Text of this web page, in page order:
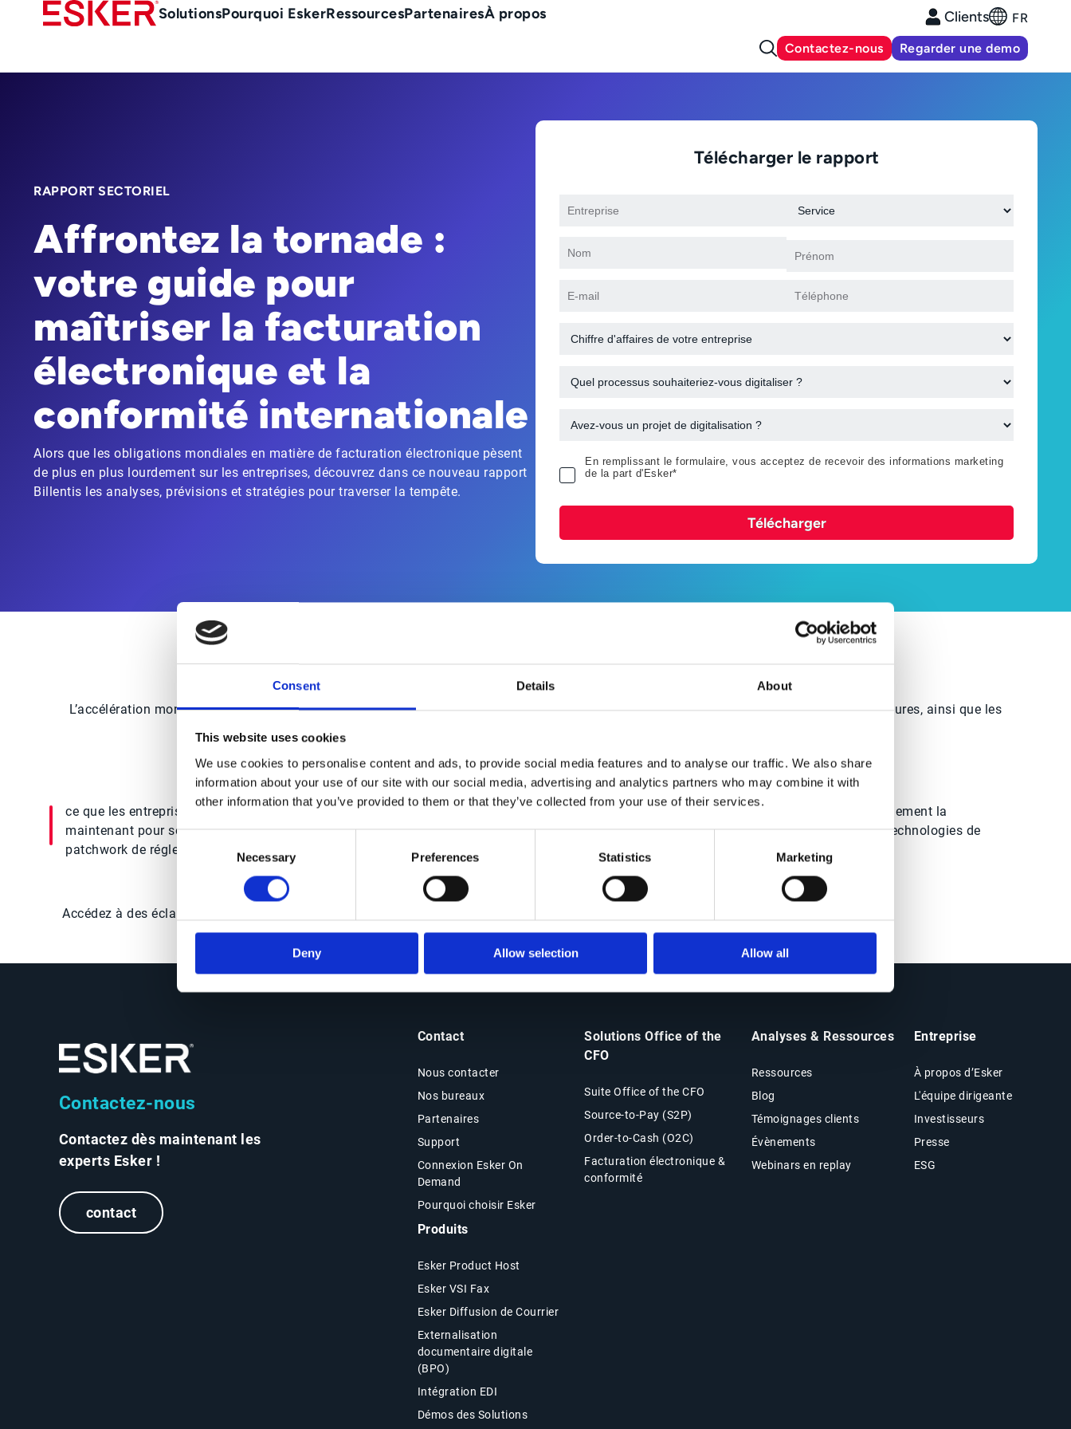
Consent Details About
This website uses cookies
We use cookies to personalise content and ads, to provide social media features and to analyse our traffic. We also share
information about your use of our site with our social media, advertising and analytics partners who may combine it with
other information that you’ve provided to them or that they’ve collected from your use of their services.
Consent
Selection
Necessary Preferences Statistics Marketing
Deny Allow selection Allow all
content
Main
fr
SolutionsPourquoi EskerRessourcesPartenairesÀ propos Clients FR
Contactez-nous Regarder une demo
RAPPORT SECTORIEL
Affrontez la tornade :
votre guide pour
maîtriser la facturation
électronique et la
conformité internationale
Alors que les obligations mondiales en matière de facturation électronique pèsent
de plus en plus lourdement sur les entreprises, découvrez dans ce nouveau rapport
Billentis les analyses, prévisions et stratégies pour traverser la tempête.
Télécharger le rapport
En remplissant le formulaire, vous acceptez de recevoir des informations marketing
de la part d'Esker*
Télécharger
Que contient le rapport ?
L’accélération mondiale de la facturation électronique, la complexité de la dématérialisation complète de l’envoi et de la réception des factures, ainsi que les
Comprenez les enjeux d’aujourd’hui et les évolutions de demain. Le dernier rapport de billentis révèle :
ce que les entreprises doivent faire dès
maintenant pour se conformer à un
patchwork de réglementations internationales
ce que l’avenir réserve à la facturation
électronique transfrontalière & au e-reporting
fiscal
comment déployer sereinement la
dématérialisation & les technologies de
facturation électronique
Accédez à des éclairages clairs et concrets, sans complexité inutile.
Contactez-nous
Contactez dès maintenant les
experts Esker !
contact
Contact
Nous contacter
Nos bureaux
Partenaires
Support
Connexion Esker On
Demand
Pourquoi choisir Esker
Solutions Office of the
CFO
Suite Office of the CFO
Source-to-Pay (S2P)
Order-to-Cash (O2C)
Facturation électronique &
conformité
Analyses & Ressources
Ressources
Blog
Témoignages clients
Évènements
Webinars en replay
Entreprise
À propos d’Esker
L'équipe dirigeante
Investisseurs
Presse
ESG
Produits
Esker Product Host
Esker VSI Fax
Esker Diffusion de Courrier
Externalisation
documentaire digitale
(BPO)
Intégration EDI
Démos des Solutions